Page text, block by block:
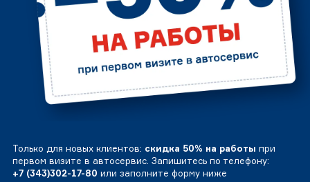
Только для новых клиентов: скидка 50% на работы при
первом визите в автосервис. Запишитесь по телефону:
+7 (343)302-17-80 или заполните форму ниже